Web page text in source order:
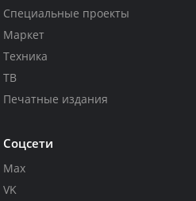
Специальные проекты
Маркет
Техника
ТВ
Печатные издания
Соцсети
Max
VK